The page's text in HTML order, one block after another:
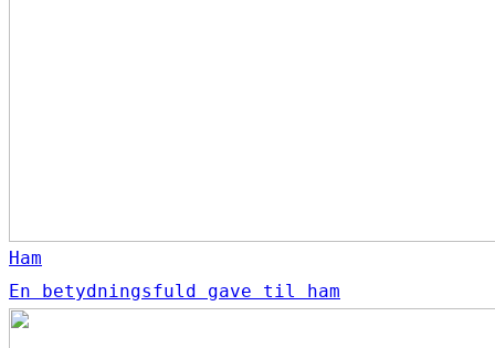
Ham
En betydningsfuld gave til ham